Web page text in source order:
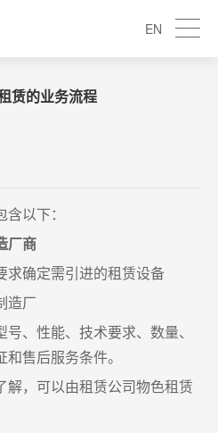
EN
赁的业务流程
以下：
厂商
确定需引进的租赁设备
造厂
、性能、技术要求、数量、
售后服务条件。
解，可以由租赁公司物色租赁